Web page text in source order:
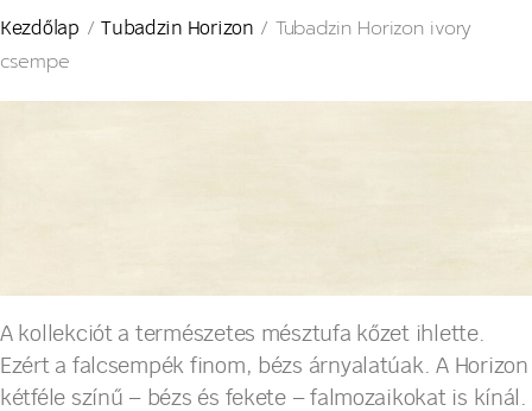
Kezdőlap /Tubadzin Horizon / Tubadzin Horizon ivory
csempe
A kollekciót a természetes mésztufa kőzet ihlette.
Ezért a falcsempék finom, bézs árnyalatúak. A Horizon
kétféle színű – bézs és fekete – falmozaikokat is kínál.